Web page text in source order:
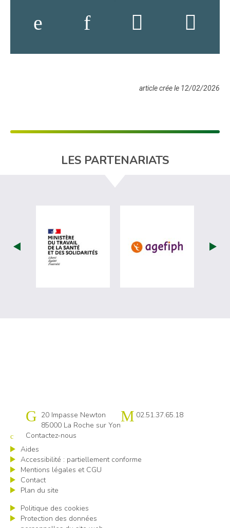
article crée le 12/02/2026
LES PARTENARIATS
visiter les site de Ministère du travail
visiter les
Cap emploi 85
20 Impasse Newton
85000 La Roche sur Yon
02.51.37.65.18
Contactez-nous
Aides
Accessibilité : partiellement conforme
Mentions légales et CGU
Contact
Plan du site
Politique des cookies
Protection des données